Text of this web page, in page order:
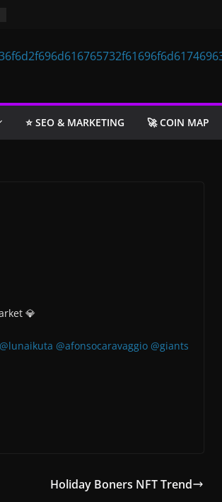
⭐️ SEO & MARKETING 🚀 COIN MAP
💎
@lunaikuta @afonsocaravaggio @giants
Holiday Boners NFT Trend